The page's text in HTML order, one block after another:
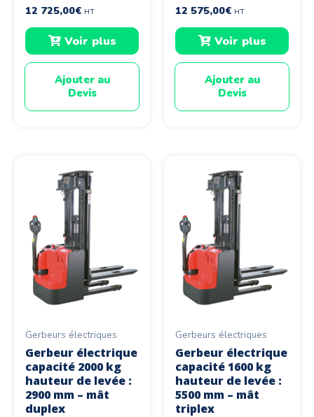
12 725,00€ HT
Voir plus
Ajouter au
Devis
12 575,00€ HT
Voir plus
Ajouter au
Devis
Gerbeurs électriques
Gerbeur électrique
capacité 2000 kg
hauteur de levée :
2900 mm – mât
duplex
Gerbeurs électriques
Gerbeur électrique
capacité 1600 kg
hauteur de levée :
5500 mm – mât
triplex